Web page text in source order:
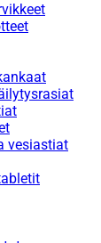
vesiastiat